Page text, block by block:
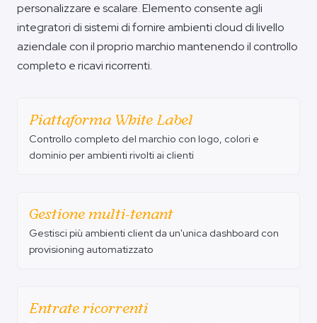
personalizzare e scalare. Elemento consente agli
integratori di sistemi di fornire ambienti cloud di livello
aziendale con il proprio marchio mantenendo il controllo
completo e ricavi ricorrenti.
Piattaforma White Label
Controllo completo del marchio con logo, colori e
dominio per ambienti rivolti ai clienti
Gestione multi-tenant
Gestisci più ambienti client da un'unica dashboard con
provisioning automatizzato
Entrate ricorrenti